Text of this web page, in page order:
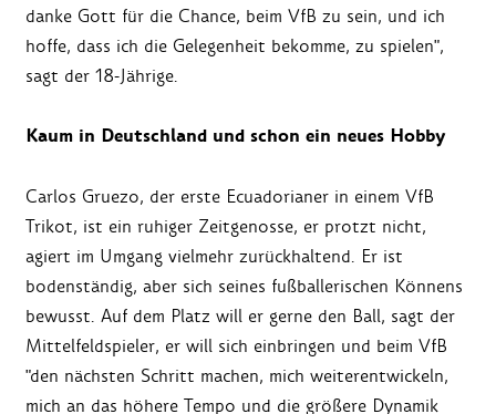
danke Gott für die Chance, beim VfB zu sein, und ich
hoffe, dass ich die Gelegenheit bekomme, zu spielen",
sagt der 18-Jährige.
Kaum in Deutschland und schon ein neues Hobby
Carlos Gruezo, der erste Ecuadorianer in einem VfB
Trikot, ist ein ruhiger Zeitgenosse, er protzt nicht,
agiert im Umgang vielmehr zurückhaltend. Er ist
bodenständig, aber sich seines fußballerischen Könnens
bewusst. Auf dem Platz will er gerne den Ball, sagt der
Mittelfeldspieler, er will sich einbringen und beim VfB
"den nächsten Schritt machen, mich weiterentwickeln,
mich an das höhere Tempo und die größere Dynamik